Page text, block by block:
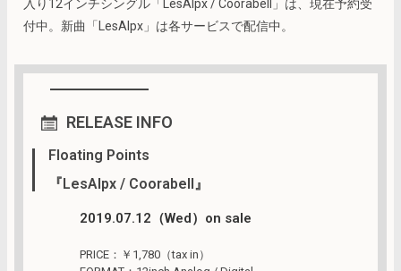
入り12インチシングル「LesAlpx / Coorabell」は、現在予約受
付中。新曲「LesAlpx」は各サービスで配信中。
RELEASE INFO
Floating Points
『LesAlpx / Coorabell』
2019.07.12（Wed）on sale
PRICE：￥1,780（tax in）